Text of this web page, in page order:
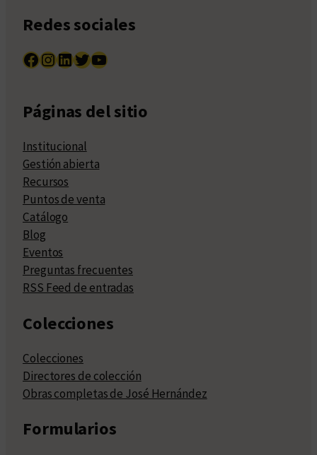
Redes sociales
Facebook InstagramLinkedIn Twitter YouTube
Páginas del sitio
Institucional
Gestión abierta
Recursos
Puntos de venta
Catálogo
Blog
Eventos
Preguntas frecuentes
RSS Feed de entradas
Colecciones
Colecciones
Directores de colección
Obras completas de José Hernández
Formularios